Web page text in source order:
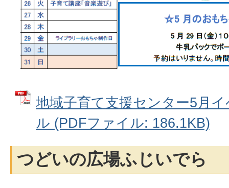
地域子育て支援センター5月
ル (PDFファイル: 186.1KB)
つどいの広場ふじいでら